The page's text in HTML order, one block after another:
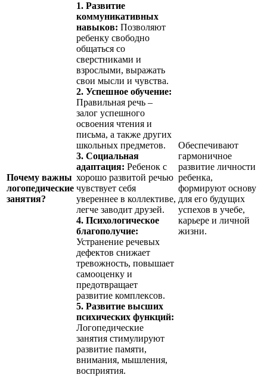
Почему важны
логопедические
занятия?
1. Развитие
коммуникативных
навыков: Позволяют
ребенку свободно
общаться со
сверстниками и
взрослыми, выражать
свои мысли и чувства.
2. Успешное обучение:
Правильная речь –
залог успешного
освоения чтения и
письма, а также других
школьных предметов.
3. Социальная
адаптация: Ребенок с
хорошо развитой речью
чувствует себя
увереннее в коллективе,
легче заводит друзей.
4. Психологическое
благополучие:
Устранение речевых
дефектов снижает
тревожность, повышает
самооценку и
предотвращает
развитие комплексов.
5. Развитие высших
психических функций:
Логопедические
занятия стимулируют
развитие памяти,
внимания, мышления,
восприятия.
Обеспечивают
гармоничное
развитие личности
ребенка,
формируют основу
для его будущих
успехов в учебе,
карьере и личной
жизни.